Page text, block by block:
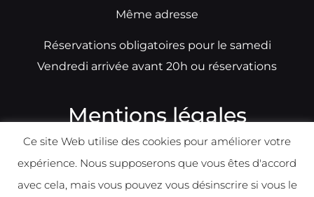
Même adresse
Réservations obligatoires pour le samedi
Vendredi arrivée avant 20h ou réservations
Mentions légales
Ce site Web utilise des cookies pour améliorer votre
expérience. Nous supposerons que vous êtes d'accord
avec cela, mais vous pouvez vous désinscrire si vous le